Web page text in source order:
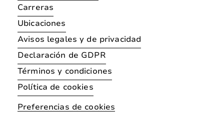
Carreras
Ubicaciones
Avisos legales y de privacidad
Declaración de GDPR
Términos y condiciones
Política de cookies
Preferencias de cookies